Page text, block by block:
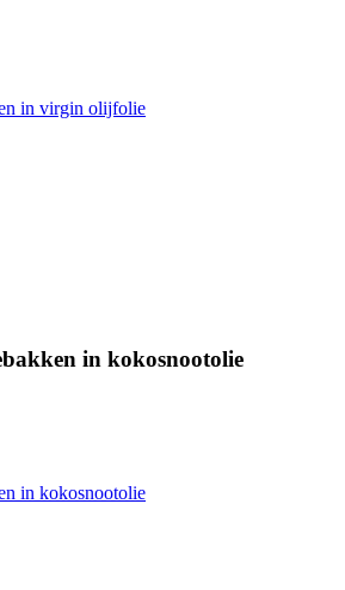
in virgin olijfolie
in kokosnootolie
in kokosnootolie